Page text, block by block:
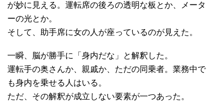
が妙に見える。運転席の後ろの透明な板とか、メータ
ーの光とか。
そして、助手席に女の人が座っているのが見えた。
一瞬、脳が勝手に「身内だな」と解釈した。
運転手の奥さんか、親戚か、ただの同乗者。業務中で
も身内を乗せる人はいる。
ただ、その解釈が成立しない要素が一つあった。